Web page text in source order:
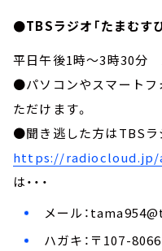
●TBSラジオ「たまむす
平日午後1時～3時30分
●パソコンやスマートフ
ただけます。
●聞き逃した方はTBSラ
https://radiocloud.jp/
は・・・
メール：
ハガキ：〒107-